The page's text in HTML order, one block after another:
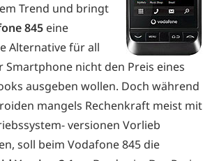
Trend und bringt
845 eine
Alternative für all
Smartphone nicht den Preis eines
ausgeben wollen. Doch während
mangels Rechenkraft meist mit
versionen Vorlieb
soll beim Vodafone 845 die